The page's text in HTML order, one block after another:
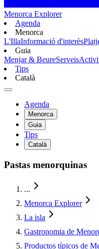
Menorca Explorer
Agenda
Menorca
L'IllaInformació d'interès
Guia
Menjar & BeureServeis
Tips
Català
Agenda
Menorca
Guia
Tips
Català
Pastas menorquinas
...
Menorca Explorer
La isla
Gastronomia de
Productos típicos de